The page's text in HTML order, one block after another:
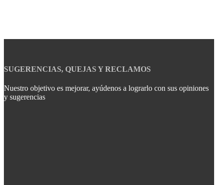
SUGERENCIAS, QUEJAS Y RECLAMOS
Nuestro objetivo es mejorar, ayúdenos a lograrlo con sus opiniones
y sugerencias